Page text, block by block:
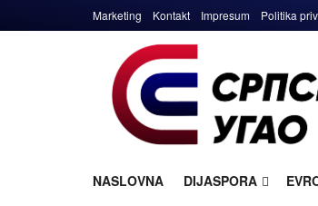
Marketing Kontakt Impresum Politika
NASLOVNA DIJASPORA